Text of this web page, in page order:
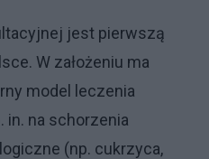
jest pierwszą
W założeniu ma
model leczenia
na schorzenia
(np. cukrzyca,